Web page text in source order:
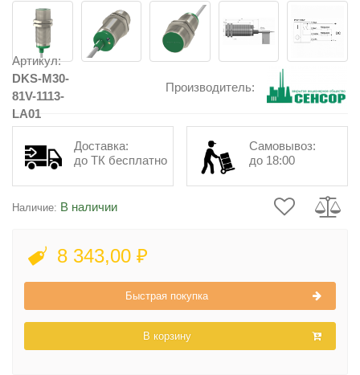
Артикул:
DKS-M30-
81V-1113-
LA01
Производитель:
Доставка:
до ТК бесплатно
Самовывоз:
до 18:00
Наличие: В наличии
8 343,00 ₽
Быстрая покупка
В корзину